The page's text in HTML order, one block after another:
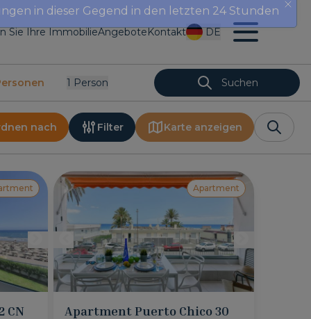
Sie Ihre ImmobilieAngeboteKontakt DE
1 Person Suchen
nach Filter Karte anzeigen
CN
Apartment
Apartment Puerto Chico 30